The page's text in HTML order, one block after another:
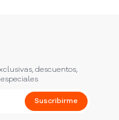
descuentos,
Suscribirme